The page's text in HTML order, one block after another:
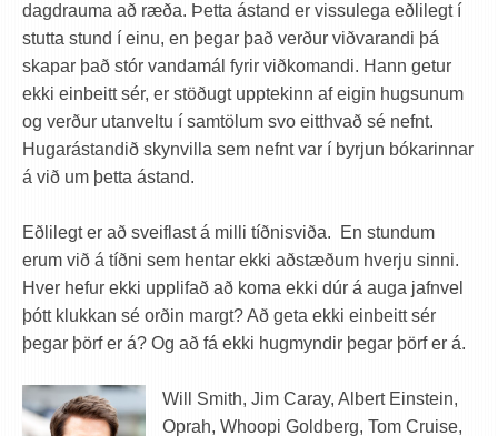
dagdrauma að ræða. Þetta ástand er vissulega eðlilegt í
stutta stund í einu, en þegar það verður viðvarandi þá
skapar það stór vandamál fyrir viðkomandi. Hann getur
ekki einbeitt sér, er stöðugt upptekinn af eigin hugsunum
og verður utanveltu í samtölum svo eitthvað sé nefnt.
Hugarástandið skynvilla sem nefnt var í byrjun bókarinnar
á við um þetta ástand.
Eðlilegt er að sveiflast á milli tíðnisviða. En stundum
erum við á tíðni sem hentar ekki aðstæðum hverju sinni.
Hver hefur ekki upplifað að koma ekki dúr á auga jafnvel
þótt klukkan sé orðin margt? Að geta ekki einbeitt sér
þegar þörf er á? Og að fá ekki hugmyndir þegar þörf er á.
Will Smith, Jim Caray, Albert Einstein,
Oprah, Whoopi Goldberg, Tom Cruise,